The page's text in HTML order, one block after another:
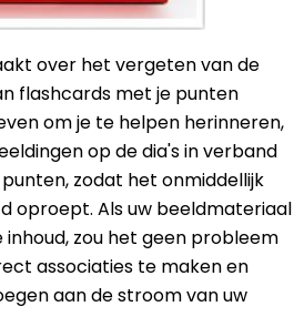
over het vergeten van de
flashcards met je punten
om je te helpen herinneren,
op de dia's in verband
zodat het onmiddellijk
oproept. Als uw beeldmateriaal
zou het geen probleem
associaties te maken en
aan de stroom van uw